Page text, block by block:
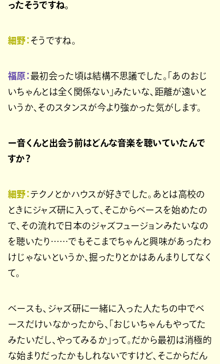
ったそうですね。
細野： そうですね。
福原：最初会った頃は結構不思議でした。「あのおじ
いちゃんとは全く関係ない」みたいな、距離が遠いと
いうか、そのスタンスが今より強かった気がします。
ー音くんと出会う前はどんな音楽を聴いていたんで
すか？
細野：テクノとかハウスが好きでした。あとは高校の
ときにジャズ研に入って、そこからベースを始めたの
で、その流れで日本のジャズフュージョンみたいなの
を聴いたり……でもそこまでちゃんと興味があったわ
けじゃないというか、掘ったりとかはあんまりしてなく
て。
ベースも、ジャズ研に一緒に入った人たちの中でベ
ースだけいなかったから、「おじいちゃんもやってた
みたいだし、やってみるか」って。だから最初は消極的
な始まりだったかもしれないですけど、そこからだん